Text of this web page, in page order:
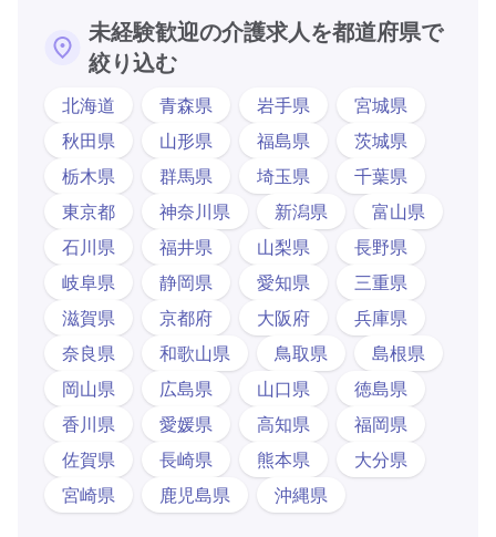
未経験歓迎の介護求人を都道府県で
絞り込む
北海道 青森県 岩手県
宮城県
秋田県
山形県 福島県
茨城県
栃木県
群馬県 埼玉県
千葉県
東京都
神奈川県 新潟県
富山県
石川県
福井県 山梨県
長野県
岐阜県
静岡県 愛知県
三重県
滋賀県
京都府 大阪府
兵庫県
奈良県
和歌山県 鳥取県
島根県
岡山県
広島県 山口県
徳島県
香川県
愛媛県 高知県
福岡県
佐賀県
長崎県 熊本県
大分県
宮崎県
鹿児島県 沖縄県